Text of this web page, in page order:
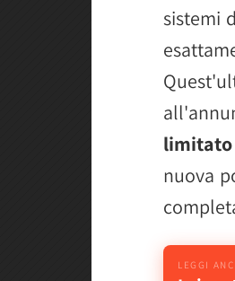
sistemi
limitato
nuova